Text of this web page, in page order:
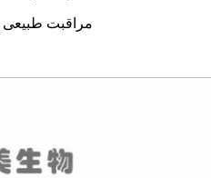
مراقبت طبیعی